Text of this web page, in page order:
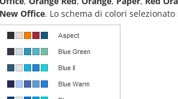
New Office. Lo schema di colori